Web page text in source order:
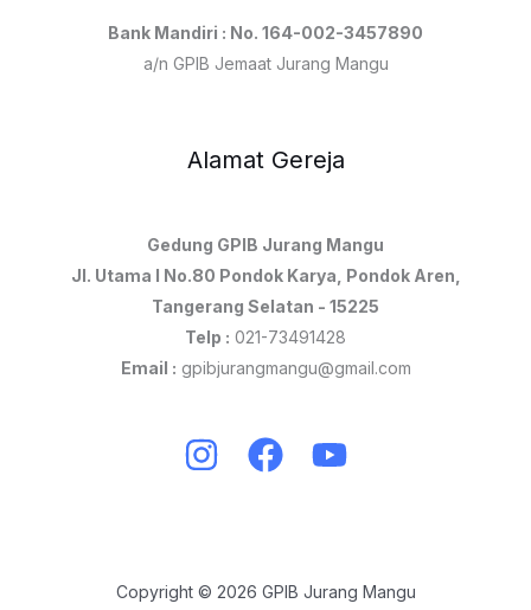
Bank Mandiri : No. 164-002-3457890
a/n GPIB Jemaat Jurang Mangu
Alamat Gereja
Gedung GPIB Jurang Mangu
Jl. Utama I No.80 Pondok Karya, Pondok Aren,
Tangerang Selatan - 15225
Telp : 021-73491428
Email : gpibjurangmangu@gmail.com
Copyright © 2026 GPIB Jurang Mangu